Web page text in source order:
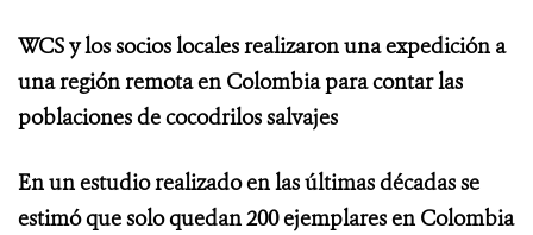
WCS y los socios locales realizaron una expedición a
una región remota en Colombia para contar las
poblaciones de cocodrilos salvajes
En un estudio realizado en las últimas décadas se
estimó que solo quedan 200 ejemplares en Colombia